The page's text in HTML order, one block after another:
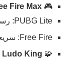
🎮
Fire Max:
PUBG Lite: رسومات واقعية + تحتاج إنترنت قوي.
Free Fire: سريعة + مناسبة للهواتف الضعيفة.
🧩
King: